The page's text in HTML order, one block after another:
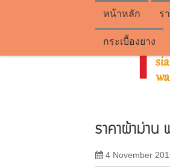
หน้าหลัก ร
กระเบื้องยาง
ราคาผ้าม่า
4 November